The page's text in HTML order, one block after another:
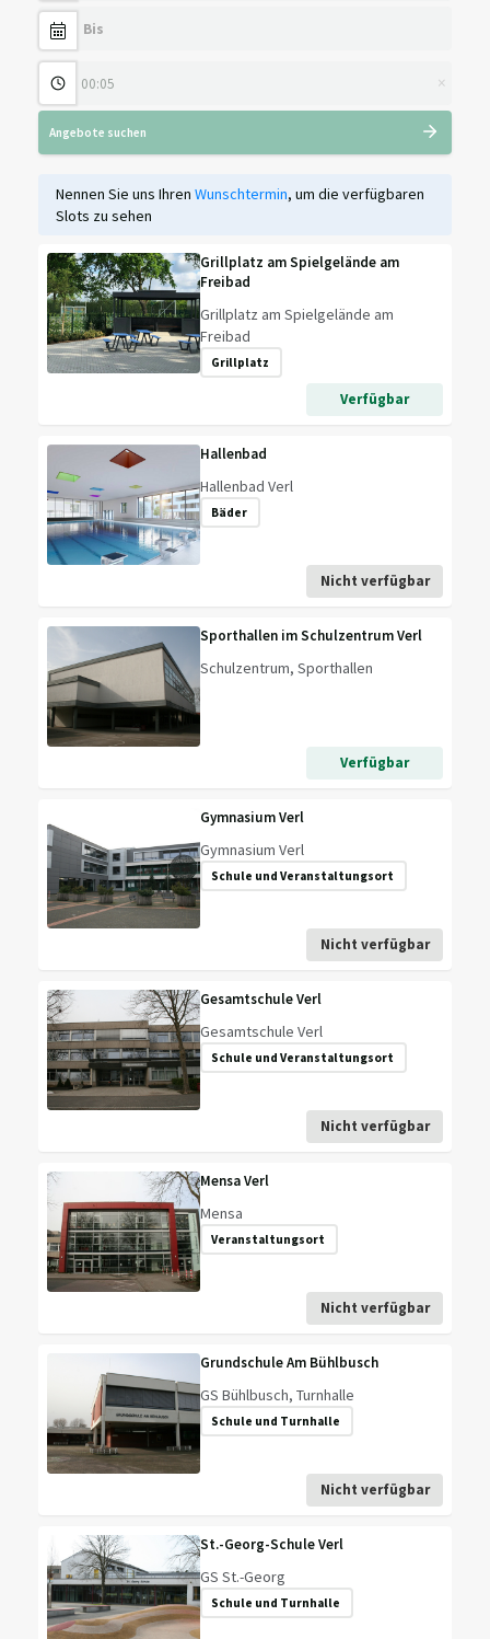
×
Angebote suchen
Nennen Sie uns Ihren Wunschtermin, um die verfügbaren
Slots zu sehen
Grillplatz am Spielgelände am
Freibad
Grillplatz am Spielgelände am
Freibad
Grillplatz
Verfügbar
Hallenbad
Hallenbad Verl
Bäder
Nicht verfügbar
Sporthallen im Schulzentrum Verl
Schulzentrum, Sporthallen
Verfügbar
Gymnasium Verl
Gymnasium Verl
Schule und Veranstaltungsort
Nicht verfügbar
Gesamtschule Verl
Gesamtschule Verl
Schule und Veranstaltungsort
Nicht verfügbar
Mensa Verl
Mensa
Veranstaltungsort
Nicht verfügbar
Grundschule Am Bühlbusch
GS Bühlbusch, Turnhalle
Schule und Turnhalle
Nicht verfügbar
St.-Georg-Schule Verl
GS St.-Georg
Schule und Turnhalle